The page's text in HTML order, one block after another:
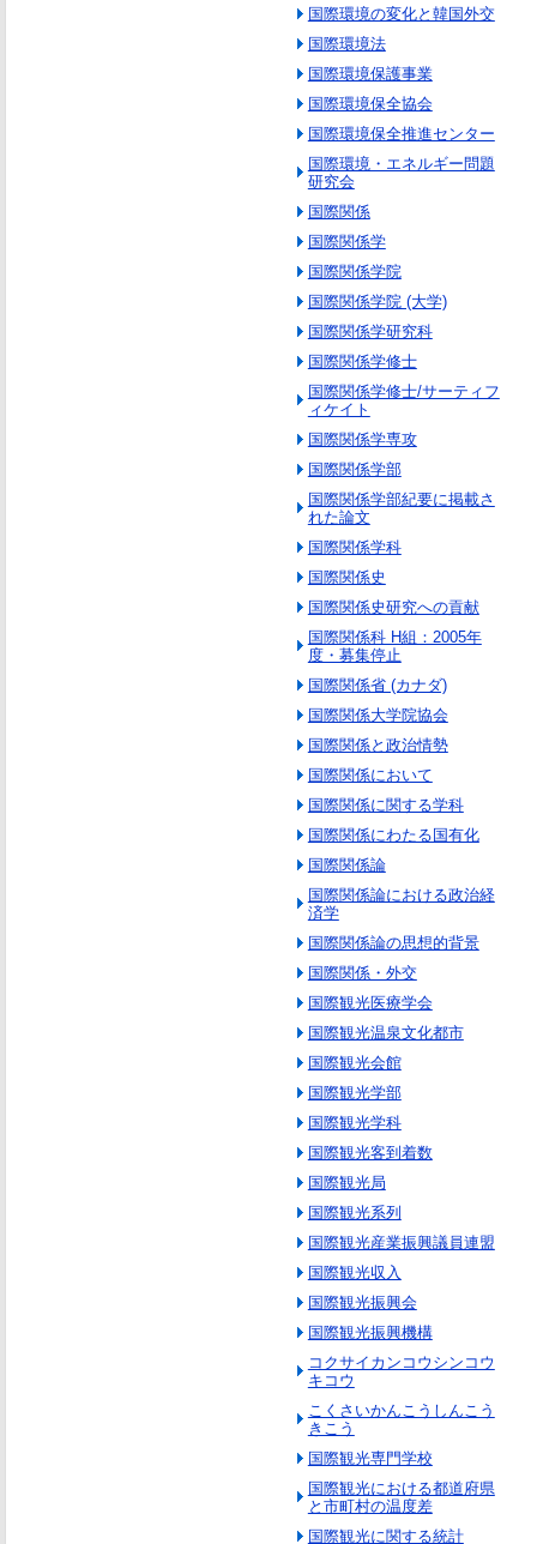
国際環境の変化と韓国外交
国際環境法
国際環境保護事業
国際環境保全協会
国際環境保全推進センター
国際環境・エネルギー問題
研究会
国際関係
国際関係学
国際関係学院
国際関係学院 (大学)
国際関係学研究科
国際関係学修士
国際関係学修士/サーティフ
ィケイト
国際関係学専攻
国際関係学部
国際関係学部紀要に掲載さ
れた論文
国際関係学科
国際関係史
国際関係史研究への貢献
国際関係科 H組：2005年
度・募集停止
国際関係省 (カナダ)
国際関係大学院協会
国際関係と政治情勢
国際関係において
国際関係に関する学科
国際関係にわたる国有化
国際関係論
国際関係論における政治経
済学
国際関係論の思想的背景
国際関係・外交
国際観光医療学会
国際観光温泉文化都市
国際観光会館
国際観光学部
国際観光学科
国際観光客到着数
国際観光局
国際観光系列
国際観光産業振興議員連盟
国際観光収入
国際観光振興会
国際観光振興機構
コクサイカンコウシンコウ
キコウ
こくさいかんこうしんこう
きこう
国際観光専門学校
国際観光における都道府県
と市町村の温度差
国際観光に関する統計